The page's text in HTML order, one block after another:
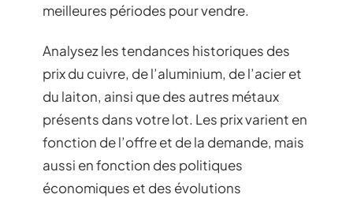
meilleures périodes pour vendre.
Analysez les tendances historiques des
prix du cuivre, de l’aluminium, de l’acier et
du laiton, ainsi que des autres métaux
présents dans votre lot. Les prix varient en
fonction de l’offre et de la demande, mais
aussi en fonction des politiques
économiques et des évolutions